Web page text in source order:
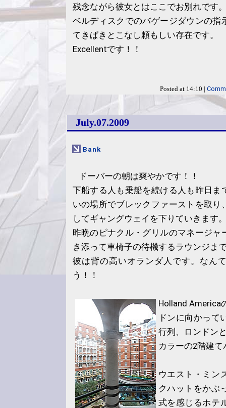
残念ながら彼女とはここでお別れです
ベルディスクでのバゲージダウンの指
てきぱきとこなし頼もしい存在です。
Excellentです！！
Posted at 14:10 |
July.07.2009
Bank
ドーバーの朝は爽やかです！！
下船する人も乗船を続ける人も昨日ま
いの場所でブレックファーストを取り
してギャングウェイを下りていきます
昨晩のピナクル・グリルのマネージャ
き添って車椅子の待機するラウンジま
彼は背の高いオランダ人です。なん
う！！
Holland America
ドンに向かって
行列、ロンドン
カラーの2階建
ウエスト・ミン
クハットをかぶ
式を感じるホテ